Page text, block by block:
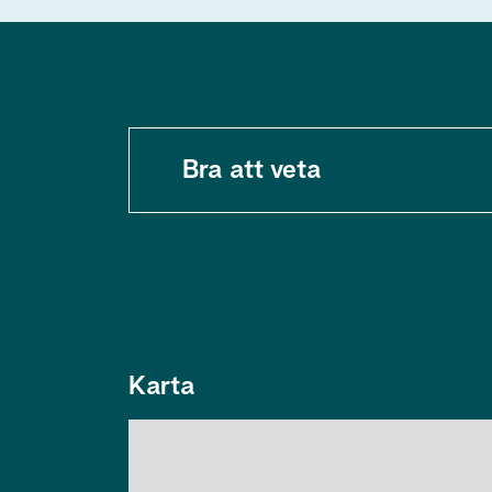
Bra att veta
Karta